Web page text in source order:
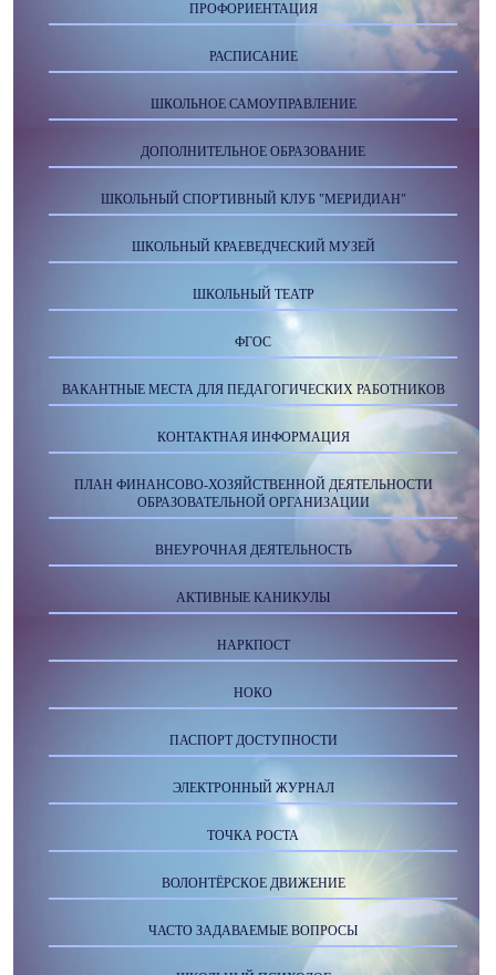
ПРОФОРИЕНТАЦИЯ
РАСПИСАНИЕ
ШКОЛЬНОЕ САМОУПРАВЛЕНИЕ
ДОПОЛНИТЕЛЬНОЕ ОБРАЗОВАНИЕ
ШКОЛЬНЫЙ СПОРТИВНЫЙ КЛУБ "МЕРИДИАН"
ШКОЛЬНЫЙ КРАЕВЕДЧЕСКИЙ МУЗЕЙ
ШКОЛЬНЫЙ ТЕАТР
ФГОС
ВАКАНТНЫЕ МЕСТА ДЛЯ ПЕДАГОГИЧЕСКИХ РАБОТНИКОВ
КОНТАКТНАЯ ИНФОРМАЦИЯ
ПЛАН ФИНАНСОВО-ХОЗЯЙСТВЕННОЙ ДЕЯТЕЛЬНОСТИ
ОБРАЗОВАТЕЛЬНОЙ ОРГАНИЗАЦИИ
ВНЕУРОЧНАЯ ДЕЯТЕЛЬНОСТЬ
АКТИВНЫЕ КАНИКУЛЫ
НАРКПОСТ
НОКО
ПАСПОРТ ДОСТУПНОСТИ
ЭЛЕКТРОННЫЙ ЖУРНАЛ
ТОЧКА РОСТА
ВОЛОНТЁРСКОЕ ДВИЖЕНИЕ
ЧАСТО ЗАДАВАЕМЫЕ ВОПРОСЫ